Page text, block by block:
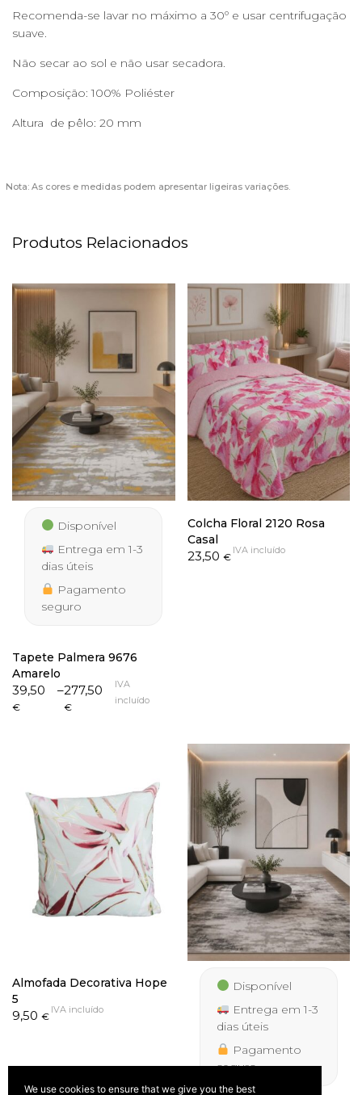
Recomenda-se lavar no máximo a 30º e usar centrifugação
suave.
Não secar ao sol e não usar secadora.
Composição: 100% Poliéster
Altura de pêlo: 20 mm
Nota: As cores e medidas podem apresentar ligeiras variações.
Produtos Relacionados
Disponível
Entrega em 1-3
dias úteis
Pagamento
seguro
Tapete Palmera 9676
Amarelo
39,50
€
–277,50
€
Price
range:
IVA
incluído
Colcha Floral 2120 Rosa
Casal
23,50 €
IVA incluído
Almofada Decorativa Hope
5
9,50 €
IVA incluído
Disponível
Entrega em 1-3
dias úteis
Pagamento
seguro
We use cookies to ensure that we give you the best